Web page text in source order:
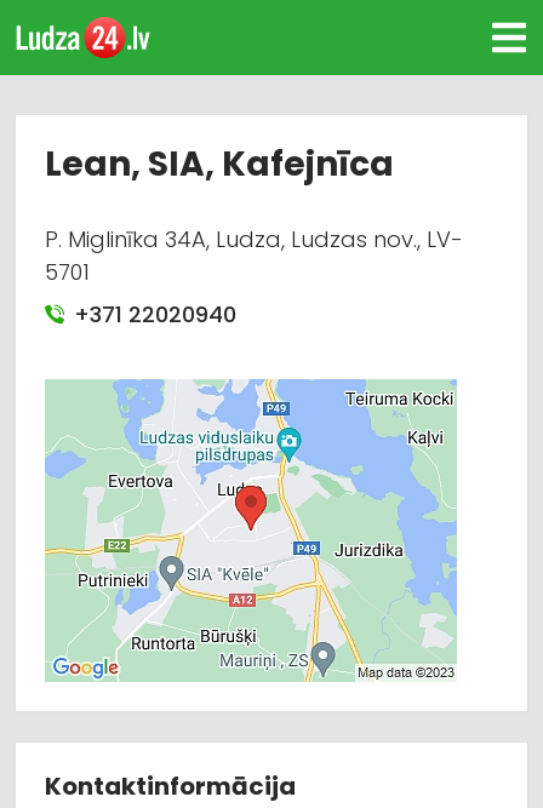
Lean, SIA, Kafejnīca
P. Miglinīka 34A, Ludza, Ludzas nov., LV-
5701
+371 22020940
Kontaktinformācija